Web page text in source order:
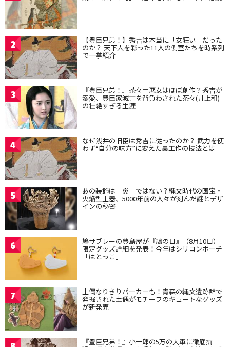
2 【豊臣兄弟！】秀吉は本当に「女狂い」だった
のか？ 天下人を彩った11人の側室たちを時系列
で一挙紹介
3 『豊臣兄弟！』茶々＝悪女はほぼ創作？秀吉が
溺愛、豊臣家滅亡を背負わされた茶々(井上和)
の壮絶すぎる生涯
4 なぜ浅井の旧臣は秀吉に従ったのか？ 武力を使
わず“自分の味方”に変えた裏工作の技法とは
5 あの装飾は「炎」ではない？縄文時代の国宝・
火焔型土器、5000年前の人々が刻んだ謎とデザ
インの秘密
6 鳩サブレーの豊島屋が『鳩の日』（8月10日）
限定グッズ詳細を発表！今年はシリコンポーチ
「はとっこ」
7 土偶なりきりパーカーも！青森の縄文遺跡群で
発掘された土偶がモチーフのキュートなグッズ
が新発売
『豊臣兄弟！』小一郎の5万の大軍に徹底抗